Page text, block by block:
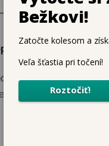
– ideálne pre
výrobcuBedasú
členky, pričom si